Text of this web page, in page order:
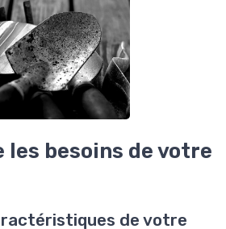
les besoins de votre
de votre